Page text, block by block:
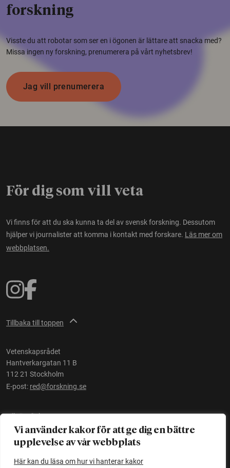
Vi använder kakor för att ge dig en bättre
upplevelse av vår webbplats
Här kan du läsa om hur vi hanterar kakor
forskning
Visste du att robotar som ser en i ögonen är lättare att snacka med?
Missa ingen ny forskning, prenumerera på vårt nyhetsbrev!
Jag vill prenumerera
För dig som vill veta
Vi finns för att du ska kunna ta del av svensk forskning. Dessutom
hjälper vi journalister att komma i kontakt med forskare. Läs mer om
webbplatsen.
Tillbaka till toppen
Vetenskapsrådet
Hantverkargatan 11 B
112 21 Stockholm
E-post: red@forskning.se
Tillgänglighet
Ett initiativ avVetenskapsrådet